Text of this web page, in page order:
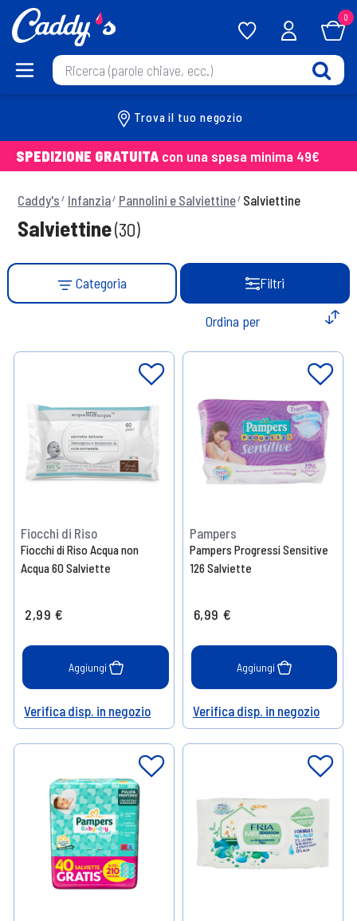
0
Trova il tuo negozio
SPEDIZIONE GRATUITA con una spesa minima 49€
Caddy's Infanzia Pannolini e Salviettine Salviettine
Salviettine(30)
Categoria Filtri
Fiocchi di Riso
Fiocchi di Riso Acqua non
Acqua 60 Salviette
2,99 €
Aggiungi
Help
Verifica disp. in negozio
Pampers
Pampers Progressi Sensitive
126 Salviette
6,99 €
Aggiungi
Help
Verifica disp. in negozio